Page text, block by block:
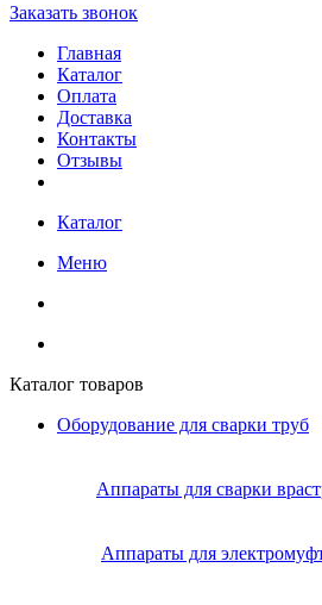
Заказать звонок
Главная
Каталог
Оплата
Доставка
Контакты
Отзывы
Каталог
Меню
Каталог товаров
Оборудование для сварки труб
Аппараты для сварки
Аппараты для